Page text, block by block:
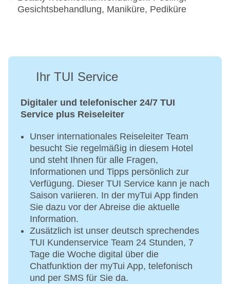
Gesichtsbehandlung, Maniküre, Pediküre
Ihr TUI Service
Digitaler und telefonischer 24/7 TUI
Service plus Reiseleiter
Unser internationales Reiseleiter Team
besucht Sie regelmäßig in diesem Hotel
und steht Ihnen für alle Fragen,
Informationen und Tipps persönlich zur
Verfügung. Dieser TUI Service kann je nach
Saison variieren. In der myTui App finden
Sie dazu vor der Abreise die aktuelle
Information.
Zusätzlich ist unser deutsch sprechendes
TUI Kundenservice Team 24 Stunden, 7
Tage die Woche digital über die
Chatfunktion der myTui App, telefonisch
und per SMS für Sie da.